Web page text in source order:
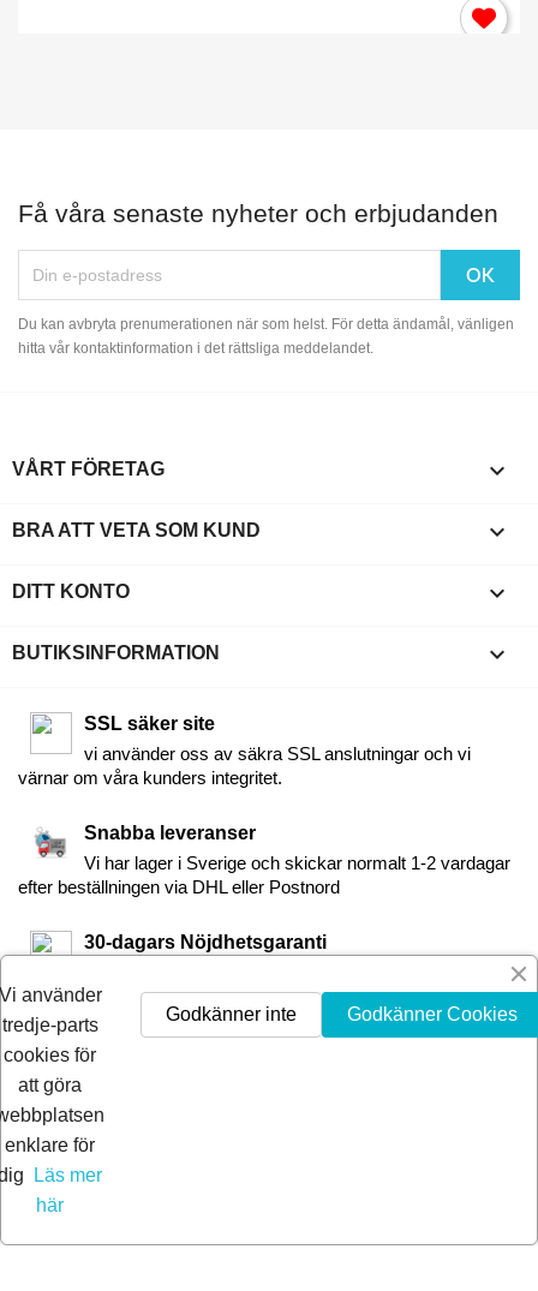
Få våra senaste nyheter och erbjudanden
Du kan avbryta prenumerationen när som helst. För detta ändamål, vänligen
hitta vår kontaktinformation i det rättsliga meddelandet.
VÅRT FÖRETAG 
BRA ATT VETA SOM KUND 
DITT KONTO 
BUTIKSINFORMATION keyboard_arrow_down
SSL säker site
vi använder oss av säkra SSL anslutningar och vi
värnar om våra kunders integritet.
Snabba leveranser
Vi har lager i Sverige och skickar normalt 1-2 vardagar
efter beställningen via DHL eller Postnord
30-dagars Nöjdhetsgaranti
© 2026 Extra Pro
använder
tredje-parts
cookies för
att göra
enklare för
Läs mer
här
Godkänner Cookies
Godkänner inte